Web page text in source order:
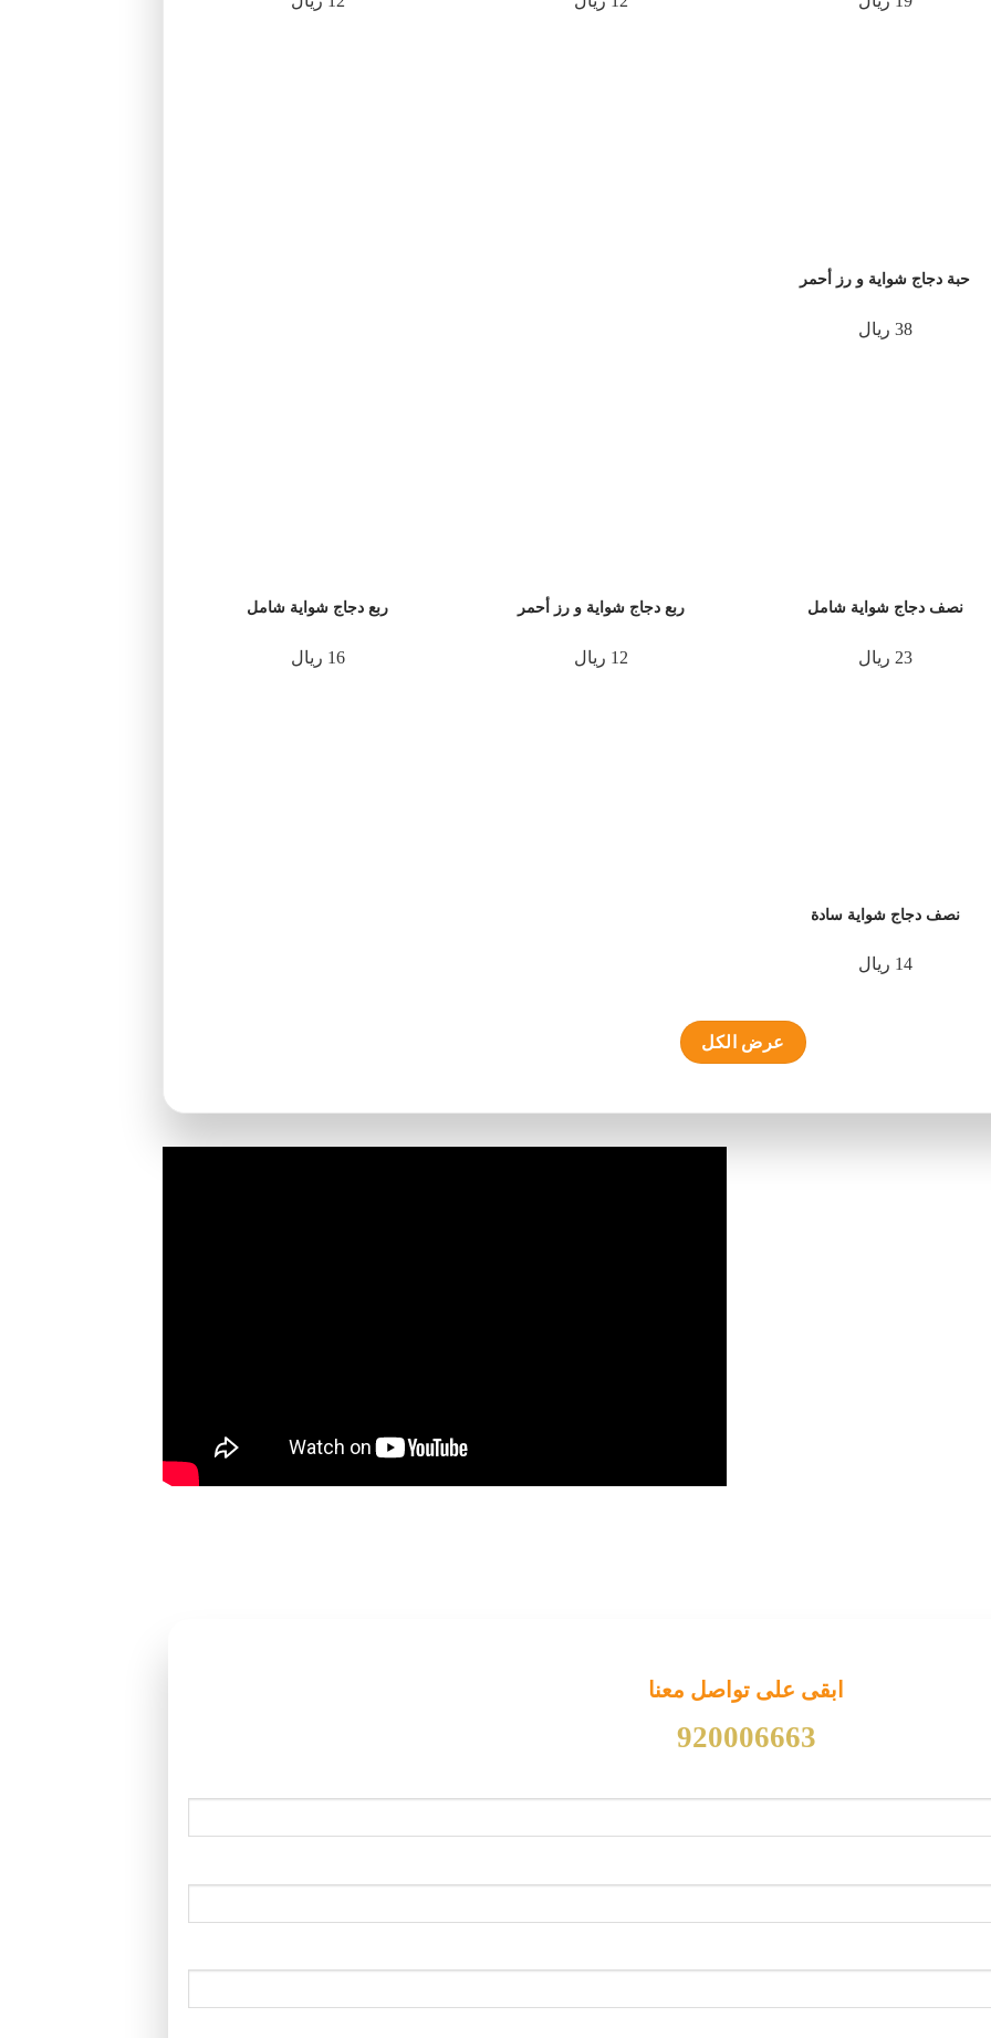
حبة دجاج شواية و رز أحمر
38 ريال
نصف دجاج شواية شامل
23 ريال
ربع دجاج شواية و رز أحمر
12 ريال
ربع دجاج شواية شامل
16 ريال
نصف دجاج شواية سادة
14 ريال
عرض الكل
ابقى على تواصل معنا
920006663